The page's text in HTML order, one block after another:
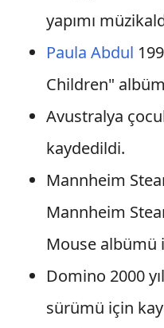
yapımı
Paula Abdul
Children"
Avustralya
kaydedildi.
Mannheim
Mannheim
Mouse albümü
Domino 2000
sürümü için